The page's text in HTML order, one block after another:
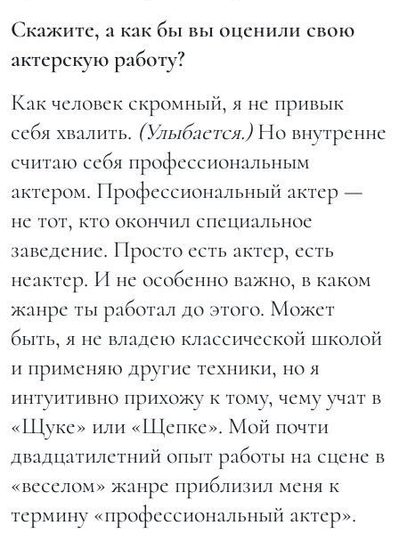
Скажите, а как бы вы оценили свою
актерскую работу?
Как человек скромный, я не привык
себя хвалить. (Улыбается.)Но внутренне
считаю себя профессиональным
актером. Профессиональный актер —
не тот, кто окончил специальное
заведение. Просто есть актер, есть
неактер. И не особенно важно, в каком
жанре ты работал до этого. Может
быть, я не владею классической школой
и применяю другие техники, но я
интуитивно прихожу к тому, чему учат в
«Щуке» или «Щепке». Мой почти
двадцатилетний опыт работы на сцене в
«веселом» жанре приблизил меня к
термину «профессиональный актер».